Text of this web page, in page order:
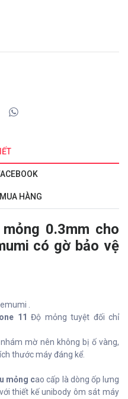
HÀNG
0.3mm cho
có gờ bảo vệ
.
11Độ mỏng tuyệt đối chỉ
mờ nên không bị ố vàng,
thước máy đáng kể.
mỏng cao cấp là dòng ốp lưng
thiết kế unibody ôm sát máy